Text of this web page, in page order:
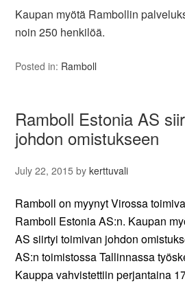
Kaupan myötä Rambollin
noin 250 henkilöä.
Posted in: Ramboll
Ramboll Estonia AS
johdon omistukseen
July 22, 2015 bykerttuvali
Ramboll on myynyt Virossa
Ramboll Estonia AS:n. Kaupan
AS siirtyi toimivan johdon
AS:n toimistossa Tallinnassa
Kauppa vahvistettiin perjantaina